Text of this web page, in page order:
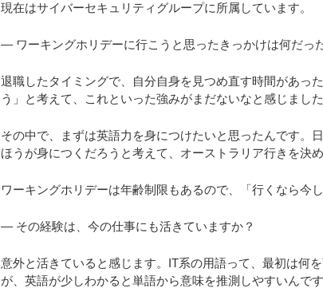
現在はサイバーセキュリティグループに所属しています。
― ワーキングホリデーに行こうと思ったきっかけは何だっ
退職したタイミングで、自分自身を見つめ直す時間があっ
う」と考えて、これといった強みがまだないなと感じました
その中で、まずは英語力を身につけたいと思ったんです。
ほうが身につくだろうと考えて、オーストラリア行きを決め
ワーキングホリデーは年齢制限もあるので、「行くなら今
― その経験は、今の仕事にも活きていますか？
意外と活きていると感じます。IT系の用語って、最初は何
が、英語が少しわかると単語から意味を推測しやすいんです